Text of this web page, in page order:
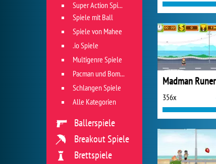
Madman Runer
356x
Super Action Spiele
Spiele mit Ball
Spiele von Mahee
.io Spiele
Multigenre Spiele
Pacman und Bomberman
Schlangen Spiele
Alle Kategorien
Ballerspiele
Breakout Spiele
Brettspiele